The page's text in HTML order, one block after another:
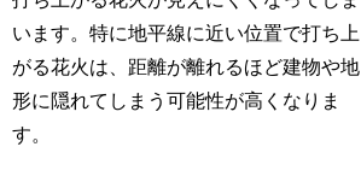
います。特に地平線に近い位置で打ち上
がる花火は、距離が離れるほど建物や地
形に隠れてしまう可能性が高くなりま
す。